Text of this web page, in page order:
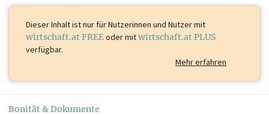
Dieser Inhalt istnur für Nutzerinnen und Nutzer mit
wirtschaft.at FREEoder mitwirtschaft.at PLUS
verfügbar.
Mehr erfahren
Bonität & Dokumente